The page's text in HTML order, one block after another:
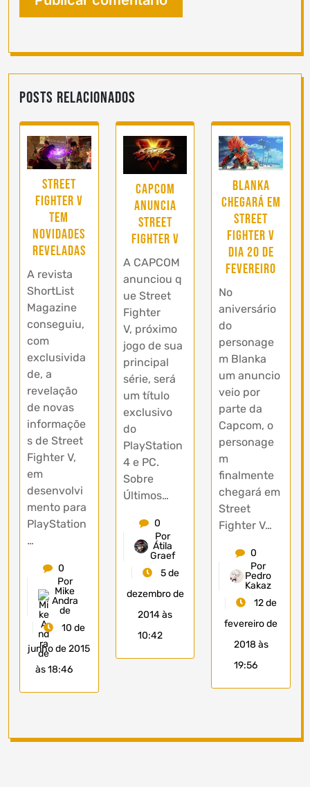
Posts Relacionados
Street
Fighter V
tem
novidades
reveladas
A revista
ShortList
Magazine
conseguiu,
com
exclusivida
de, a
revelação
de novas
informaçõe
s de Street
Fighter V,
em
desenvolvi
mento para
PlayStation
…
0
Por
Mike
Andra
de
10 de
junho de 2015
às 18:46
Capcom
anuncia
Street
Fighter V
A CAPCOM
anunciou q
ue Street
Fighter
V, próximo
jogo de sua
principal
série, será
um título
exclusivo
do
PlayStation
4 e PC.
Sobre
Últimos…
0
Por
Átila
Graef
5 de
dezembro de
2014 às
10:42
Blanka
chegará em
Street
Fighter V
dia 20 de
fevereiro
No
aniversário
do
personage
m Blanka
um anuncio
veio por
parte da
Capcom, o
personage
m
finalmente
chegará em
Street
Fighter V…
0
Por
Pedro
Kakaz
12 de
fevereiro de
2018 às
19:56